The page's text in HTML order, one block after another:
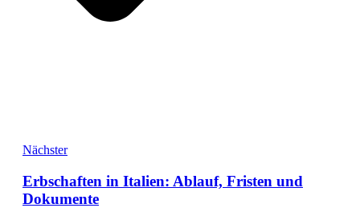
Nächster
Erbschaften in Italien: Ablauf, Fristen und
Dokumente